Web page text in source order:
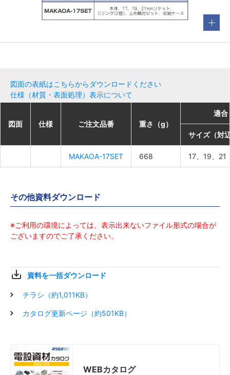
図面の表紙はこちらからダウンロードください
仕様（材質・表面処理）表示について
図面 仕様 ご注文品番 重さ（g）
適合
サイズ（対
MAKAOA-17SET 668 17、19、21
図面 仕様 ご注文品番 重さ（g）
適合
サイズ（対
MAKAOA-17SET 668 17、19、21
図面 仕様 ご注文品番 重さ（g）
適合
サイズ（対
MAKAOA-17SET 668 17、19、21
図面 仕様 ご注文品番 重さ（g）
適合
サイズ（対
MAKAOA-17SET 668 17、19、21
その他資料ダウンロード
※ご利用の環境によっては、表示出来ないファイル形式の場合が
ございますのでご了承ください。
資料を一括ダウンロード
チラシ（約1,011KB）
カタログ更新ページ（約501KB）
WEBカタログ